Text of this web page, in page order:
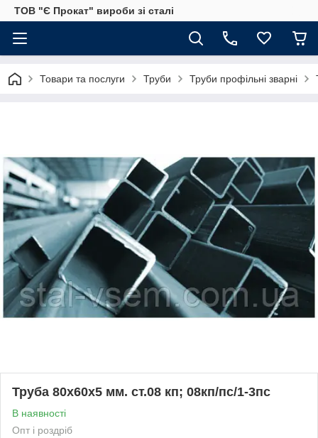
ТОВ "Є Прокат" вироби зі сталі
Товари та послуги Труби Труби профільні зварні
Труба 80х60х5 мм. ст.08 кп; 08кп/пс/1-3пс
В наявності
Опт і роздріб